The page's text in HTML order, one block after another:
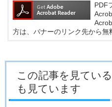
PDF
方は、バナーのリンク先から無
この記事を見てい
も見ています